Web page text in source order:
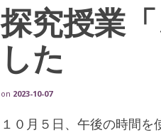
探究授業
した
on 2023-10-07
１０月５日、午後の時間